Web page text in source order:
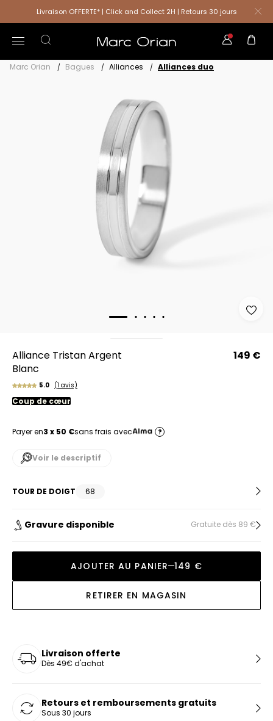
Livraison OFFERTE* | Click and Collect 2H | Retours 30 jours
Marc Orian Bagues Alliances Alliances duo
Alliance Tristan Argent
Blanc
149 €
5.0 (1 avis)
Coup de cœur
Payer en3 x 50 €sans frais avec ?
Voir le descriptif
TOUR DE DOIGT 68
Gravure disponible Gratuite dès 89 €
AJOUTER AU PANIER 149 €
RETIRER EN MAGASIN
Livraison offerte
Dès 49€ d'achat
Retours et remboursements gratuits
Sous 30 jours